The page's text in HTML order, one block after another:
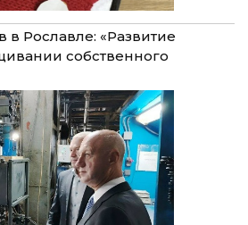
в Рославле: «Развитие
собственного